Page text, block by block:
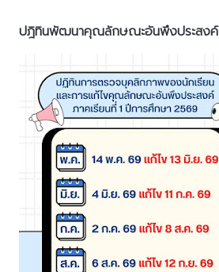
ปฎิทินพัฒนาคุณลักษณะอันพึงประสงค์